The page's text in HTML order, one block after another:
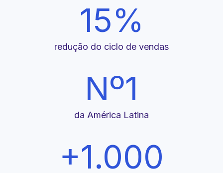
15%
redução do ciclo de vendas
Nº1
da América Latina
+1.000